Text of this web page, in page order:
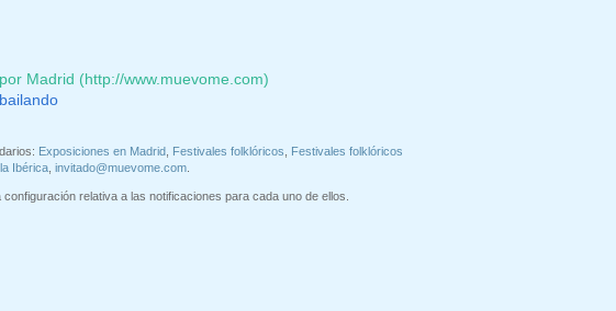
Madrid (http://www.muevome.com)
Exposiciones en Madrid Festivales folklóricos
Festivales folklóricos
Ibérica ,invitado@muevome.com
relativa a las notificaciones para cada uno de ellos.